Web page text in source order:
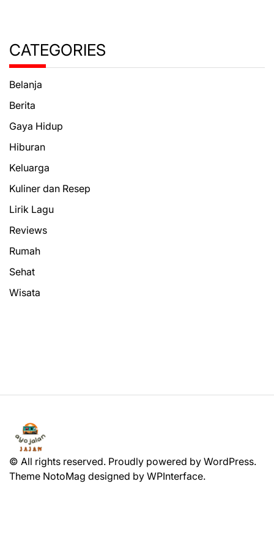
CATEGORIES
Belanja
Berita
Gaya Hidup
Hiburan
Keluarga
Kuliner dan Resep
Lirik Lagu
Reviews
Rumah
Sehat
Wisata
© All rights reserved. Proudly powered by WordPress.
Theme NotoMag designed by WPInterface.